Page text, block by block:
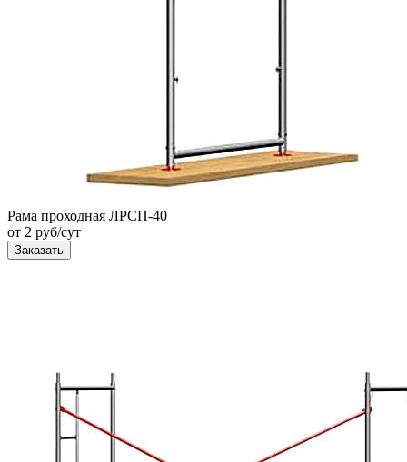
Рама проходная ЛРСП-40
от 2 руб/сут
Заказать